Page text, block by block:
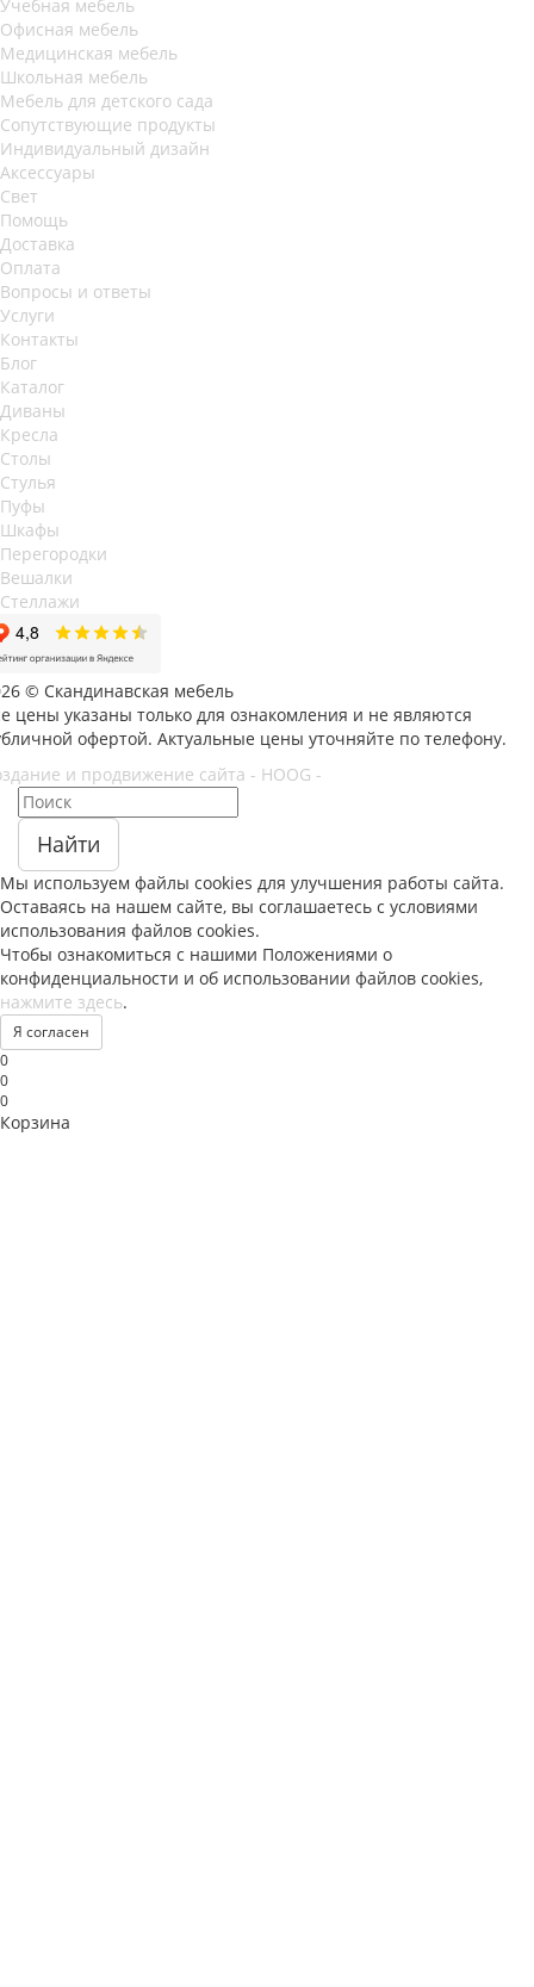
Учебная мебель
Офисная мебель
Медицинская мебель
Школьная мебель
Мебель для детского сада
Сопутствующие продукты
Индивидуальный дизайн
Аксессуары
Свет
Помощь
Доставка
Оплата
Вопросы и ответы
Услуги
Контакты
Блог
Каталог
Диваны
Кресла
Столы
Стулья
Пуфы
Шкафы
Перегородки
Вешалки
Стеллажи
© Скандинавская мебель
цены указаны только для ознакомления и не являются
офертой. Актуальные цены уточняйте по телефону.
и продвижение сайта - HOOG -
Найти
Мы используем файлы cookies для улучшения работы сайта.
Оставаясь на нашем сайте, вы соглашаетесь с условиями
использования файлов cookies.
Чтобы ознакомиться с нашими Положениями о
конфиденциальности и об использовании файлов cookies,
нажмите здесь.
Я согласен
0
0
0
Корзина